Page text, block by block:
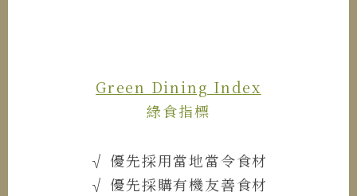
Green Dining Index
綠食指標
√ 優先採用當地當令食材
√ 優先採購有機友善食材